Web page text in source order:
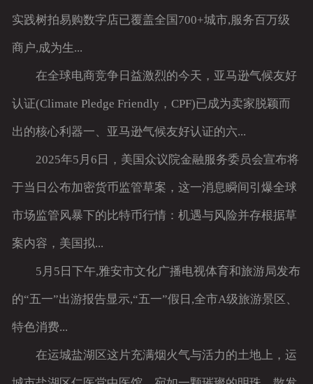
实践树拍易购数字店已覆盖全国700+城市,服务百万级
商户,成为生...
在全球电商竞争日益激烈的今天，亚马逊气候友好
认证(Climate Pledge Friendly，CPF)已成为卖家脱颖而
出的核心利器一、亚马逊气候友好认证的六...
2025年5月6日，美国众议院金融服务委员会宣布将
于当日公布加密货币监管草案，这一消息瞬间引爆全球
市场监管风暴下的比特币行情：机遇与风险并存根据草
案内容，美国拟...
5月5日下午,雅安市文化广播电视体育和旅游局发布
的“五一”出游报告显示,“五一”假日,全市A级旅游景区、
特色消费...
在运城盐湖区这片充满烟火气与活力的土地上，运